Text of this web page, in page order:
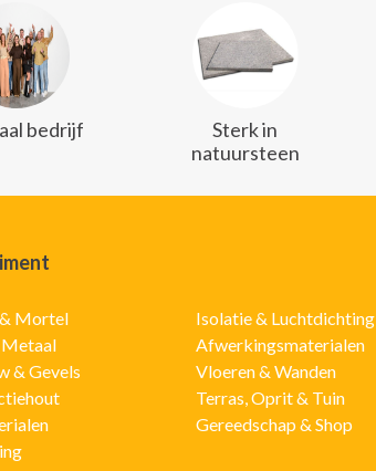
bedrijf
Sterk in
natuursteen
Mortel
& Gevels
Isolatie & Luchtdichting
Afwerkingsmaterialen
Vloeren & Wanden
Terras, Oprit & Tuin
Gereedschap & Shop